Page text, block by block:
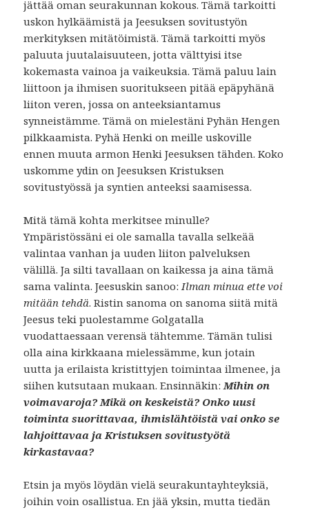
jättää oman seurakunnan kokous. Tämä tarkoitti
uskon hylkäämistä ja Jeesuksen sovitustyön
merkityksen mitätöimistä. Tämä tarkoitti myös
paluuta juutalaisuuteen, jotta välttyisi itse
kokemasta vainoa ja vaikeuksia. Tämä paluu lain
liittoon ja ihmisen suoritukseen pitää epäpyhänä
liiton veren, jossa on anteeksiantamus
synneistämme. Tämä on mielestäni Pyhän Hengen
pilkkaamista. Pyhä Henki on meille uskoville
ennen muuta armon Henki Jeesuksen tähden. Koko
uskomme ydin on Jeesuksen Kristuksen
sovitustyössä ja syntien anteeksi saamisessa.
Mitä tämä kohta merkitsee minulle?
Ympäristössäni ei ole samalla tavalla selkeää
valintaa vanhan ja uuden liiton palveluksen
välillä. Ja silti tavallaan on kaikessa ja aina tämä
sama valinta. Jeesuskin sanoo:Ilman minua ette voi
mitään tehdä. Ristin sanoma on sanoma siitä mitä
Jeesus teki puolestamme Golgatalla
vuodattaessaan verensä tähtemme. Tämän tulisi
olla aina kirkkaana mielessämme, kun jotain
uutta ja erilaista kristittyjen toimintaa ilmenee, ja
siihen kutsutaan mukaan. Ensinnäkin:Mihin on
voimavaroja? Mikä on keskeistä? Onko uusi
toiminta suorittavaa, ihmislähtöistä vai onko se
lahjoittavaa ja Kristuksen sovitustyötä
kirkastavaa?
Etsin ja myös löydän vielä seurakuntayhteyksiä,
joihin voin osallistua. En jää yksin, mutta tiedän